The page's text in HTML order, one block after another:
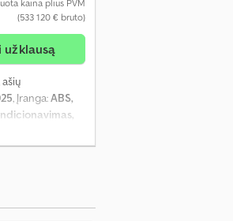
kaina plius PVM
(533 120 € bruto)
užklausą
ašių
, Įranga:ABS,